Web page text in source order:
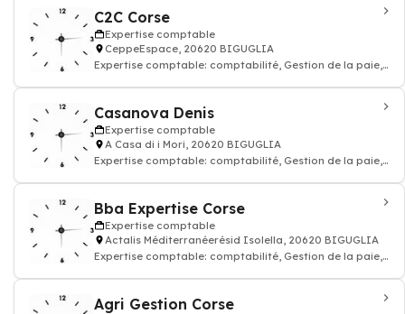
C2C Corse
Expertise comptable
CeppeEspace, 20620 BIGUGLIA
Expertise comptable: comptabilité, Gestion de la paie,
Casanova Denis
Expertise comptable
A Casa di i Mori, 20620 BIGUGLIA
Expertise comptable: comptabilité, Gestion de la paie,
Bba Expertise Corse
Expertise comptable
Actalis Méditerranéerésid Isolella, 20620 BIGUGLIA
Expertise comptable: comptabilité, Gestion de la paie,
Agri Gestion Corse